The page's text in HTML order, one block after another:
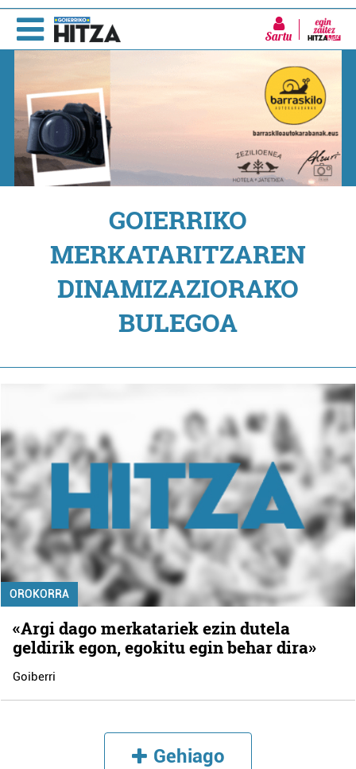
Sartu
GOIERRIKO
MERKATARITZAREN
DINAMIZAZIORAKO
BULEGOA
OROKORRA
«Argi dago merkatariek ezin dutela
geldirik egon, egokitu egin behar dira»
Goiberri
Gehiago